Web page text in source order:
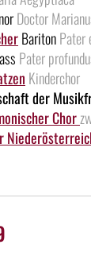
Doctor
BaritonPater
Pater
Kinderchor
der
Chor